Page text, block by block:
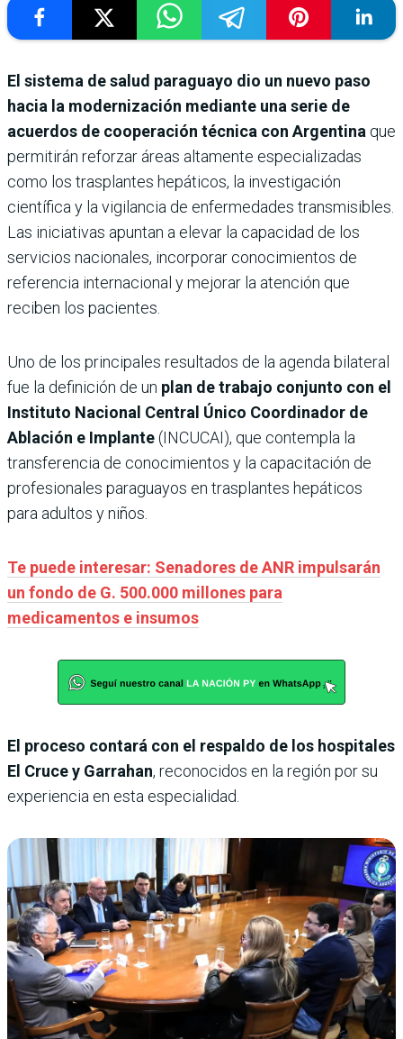
El sistema de salud paraguayo dio un nuevo paso
hacia la modernización mediante una serie de
acuerdos de cooperación técnica con Argentina que
permitirán reforzar áreas altamente especializadas
como los trasplantes hepáticos, la investigación
científica y la vigilancia de enfermedades transmisibles.
Las iniciativas apuntan a elevar la capacidad de los
servicios nacionales, incorporar conocimientos de
referencia internacional y mejorar la atención que
reciben los pacientes.
Uno de los principales resultados de la agenda bilateral
fue la definición de un plan de trabajo conjunto con el
Instituto Nacional Central Único Coordinador de
Ablación e Implante(INCUCAI), que contempla la
transferencia de conocimientos y la capacitación de
profesionales paraguayos en trasplantes hepáticos
para adultos y niños.
Te puede interesar: Senadores de ANR impulsarán
un fondo de G. 500.000 millones para
medicamentos e insumos
El proceso contará con el respaldo de los hospitales
El Cruce y Garrahan, reconocidos en la región por su
experiencia en esta especialidad.